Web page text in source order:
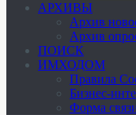
АРХИВЫ
Архив
Архив
ПОИСК
ИМХОДОМ
Правила
Бизнес-
Форма